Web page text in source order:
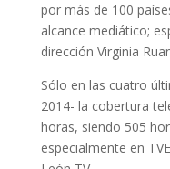
por más de 100
alcance mediático;
dirección Virginia
Sólo en las cuatro
2014- la cobertura
horas, siendo 505
especialmente en